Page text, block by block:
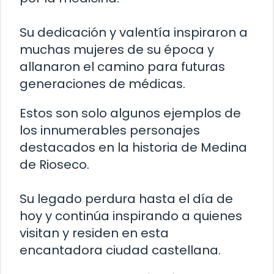
Su dedicación y valentía inspiraron a
muchas mujeres de su época y
allanaron el camino para futuras
generaciones de médicas.
Estos son solo algunos ejemplos de
los innumerables personajes
destacados en la historia de Medina
de Rioseco.
Su legado perdura hasta el día de
hoy y continúa inspirando a quienes
visitan y residen en esta
encantadora ciudad castellana.